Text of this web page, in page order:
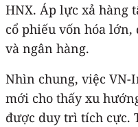
HNX. Áp lực xả hàng
cổ phiếu vốn hóa lớn,
và ngân hàng.
Nhìn chung, việc
mới cho thấy xu
được duy trì tích cực.